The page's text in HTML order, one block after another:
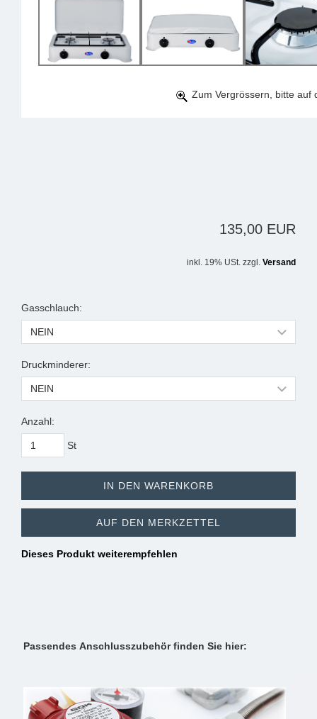
Zum Vergrössern, bitte auf
135,00 EUR
inkl. 19% USt. zzgl. Versand
Gasschlauch:
Druckminderer:
Anzahl:
St
IN DEN WARENKORB
AUF DEN MERKZETTEL
Dieses Produkt weiterempfehlen
Passendes Anschlusszubehör finden Sie hier: